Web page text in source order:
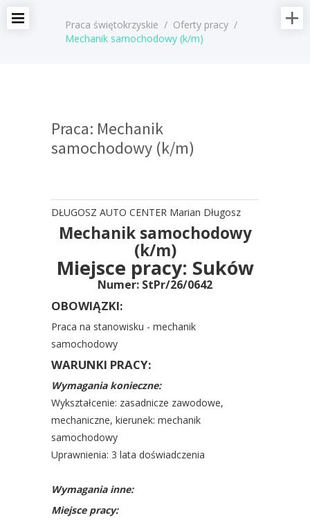
Praca świętokrzyskie / Oferty pracy /
Mechanik samochodowy (k/m)
Praca: Mechanik
samochodowy (k/m)
DŁUGOSZ AUTO CENTER Marian Długosz
Mechanik samochodowy
(k/m)
Miejsce pracy: Suków
Numer: StPr/26/0642
OBOWIĄZKI:
Praca na stanowisku - mechanik
samochodowy
WARUNKI PRACY:
Wymagania konieczne:
Wykształcenie: zasadnicze zawodowe,
mechaniczne, kierunek: mechanik
samochodowy
Uprawnienia: 3 lata doświadczenia
Wymagania inne:
Miejsce pracy: